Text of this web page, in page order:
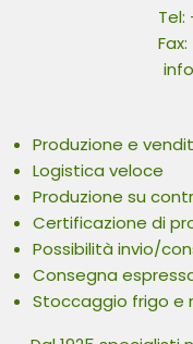
Tel:
Produzione e
Logistica veloce
Produzione su
Certificazione di
Possibilità invio/
Consegna
Stoccaggio frigo e